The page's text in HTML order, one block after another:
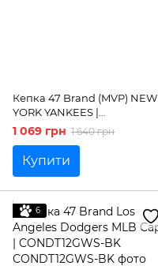
Кепка 47 Brand (MVP) NEW
YORK YANKEES |
MVPSP17WBP-SWL
1 069 грн 1 640 грн
Купити
6